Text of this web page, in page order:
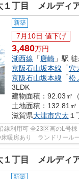
丁目 メルディアシティ
新築
7月10日 値下げ
3,480万円
湖西線 「唐崎」駅
京阪石山坂本線 「穴
京阪石山坂本線 「松
3LDK
建物面積：92.03㎡
土地面積：132.81㎡
滋賀県大津市穴太 １
利用可 全23区画のL号
暖房あり ランドリール
丁目 メルディアシティ
新築